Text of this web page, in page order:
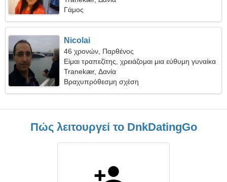
Γάμος
Nicolai
46 χρονών, Παρθένος
Είμαι τραπεζίτης, χρειάζομαι μια εύθυμη γυναίκα
Tranekær, Δανία
Βραχυπρόθεσμη σχέση
Πώς λειτουργεί το DnkDatingGo